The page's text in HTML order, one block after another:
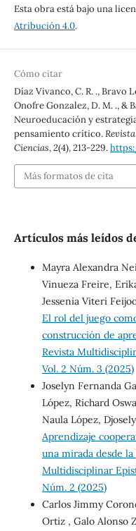
Esta obra está bajo una
Atribución 4.0.
Cómo citar
Díaz Vivanco, C. R. ., Bravo
Onofre Gonzalez, D. M. ., &
Neuroeducación y
pensamiento crítico.
Ciencias,2(4), 213-229.
Más formatos de cita
Artículos más leídos
Mayra Alexandra
Vinueza Freire,
Jessenia Viteri
El rol del juego
construcción de
Revista
Vol. 2 Núm. 3 (2025)
Joselyn Fernanda
López, Richard
Naula López,
Aprendizaje
una mirada desde
Multidisciplinar
Núm. 2 (2025)
Carlos Jimmy
Ortiz , Galo Alonso